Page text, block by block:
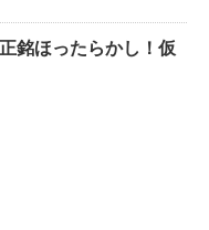
銘ほったらかし！仮